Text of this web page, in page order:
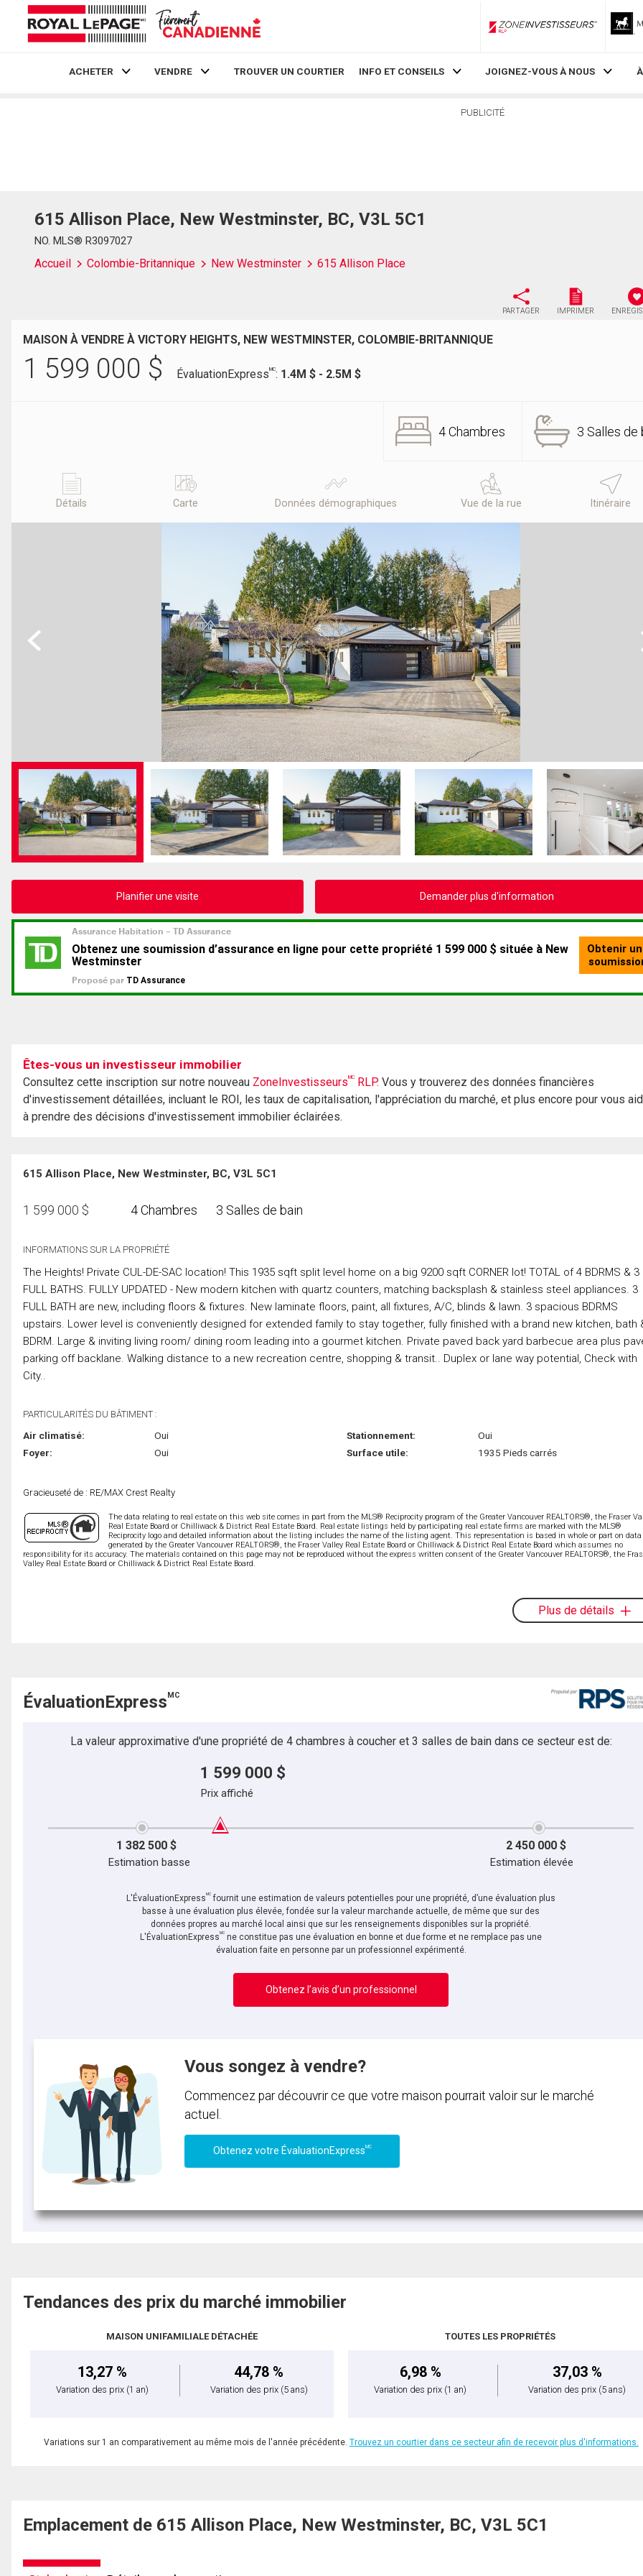
ZoneInvestisseurs RLP
ACHETER VENDRE TROUVER UN COURTIER INFO ET CONSEILS JOIGNEZ-VOUS À NOUS
PUBLICITÉ
615 Allison Place, New Westminster, BC, V3L 5C1
NO. MLS® R3097027
Accueil Colombie-Britannique New Westminster 615 Allison Place
PARTAGER IMPRIMER
MAISON À VENDRE À VICTORY HEIGHTS, NEW WESTMINSTER, COLOMBIE-BRITANNIQUE
1 599 000 $ ÉvaluationExpressMC: 1.4M $ - 2.5M $
4 Chambres 3 Salles de
Détails Carte Données démographiques Vue de la rue Itinéraire
Previous
Planifier une visite Demander plus d'information
Êtes-vous un investisseur immobilier
Consultez cette inscription sur notre nouveau ZoneInvestisseursMC RLP. Vous y trouverez des données financières
d'investissement détaillées, incluant le ROI, les taux de capitalisation, l'appréciation du marché, et plus encore pour vous
à prendre des décisions d'investissement immobilier éclairées.
615 Allison Place, New Westminster, BC, V3L 5C1
1 599 000 $ 4 Chambres 3 Salles de bain
INFORMATIONS SUR LA PROPRIÉTÉ
The Heights! Private CUL-DE-SAC location! This 1935 sqft split level home on a big 9200 sqft CORNER lot! TOTAL of 4 BDRMS & 3
FULL BATHS. FULLY UPDATED - New modern kitchen with quartz counters, matching backsplash & stainless steel appliances. 3
FULL BATH are new, including floors & fixtures. New laminate floors, paint, all fixtures, A/C, blinds & lawn. 3 spacious BDRMS
upstairs. Lower level is conveniently designed for extended family to stay together, fully finished with a brand new kitchen, bath
BDRM. Large & inviting living room/ dining room leading into a gourmet kitchen. Private paved back yard barbecue area plus
parking off backlane. Walking distance to a new recreation centre, shopping & transit.. Duplex or lane way potential, Check with
City..
PARTICULARITÉS DU BÂTIMENT :
Air climatisé:
Oui
Foyer:
Oui
Stationnement:
Oui
Surface utile:
1935 Pieds carrés
Gracieuseté de : RE/MAX Crest Realty
The data relating to real estate on this web site comes in part from the MLS® Reciprocity program of the Greater Vancouver REALTORS®, the Fraser
Real Estate Board or Chilliwack & District Real Estate Board. Real estate listings held by participating real estate firms are marked with the MLS®
Reciprocity logo and detailed information about the listing includes the name of the listing agent. This representation is based in whole or part on data
generated by the Greater Vancouver REALTORS®, the Fraser Valley Real Estate Board or Chilliwack & District Real Estate Board which assumes no
responsibility for its accuracy. The materials contained on this page may not be reproduced without the express written consent of the Greater Vancouver REALTORS®, the
Valley Real Estate Board or Chilliwack & District Real Estate Board.
Plus de détails
ÉvaluationExpressMC
La valeur approximative d'une propriété de 4 chambres à coucher et 3 salles de bain dans ce secteur est de:
1 599 000 $
Prix affiché
1 382 500 $ 2 450 000 $
Estimation basse Estimation élevée
L'ÉvaluationExpressMC fournit une estimation de valeurs potentielles pour une propriété, d’une évaluation plus
basse à une évaluation plus élevée, fondée sur la valeur marchande actuelle, de même que sur des
données propres au marché local ainsi que sur les renseignements disponibles sur la propriété.
L'ÉvaluationExpressMC ne constitue pas une évaluation en bonne et due forme et ne remplace pas une
évaluation faite en personne par un professionnel expérimenté.
Obtenez l’avis d’un professionnel
Vous songez à vendre?
Commencez par découvrir ce que votre maison pourrait valoir sur le marché
actuel.
Obtenez votre ÉvaluationExpressMC
Tendances des prix du marché immobilier
MAISON UNIFAMILIALE DÉTACHÉE
13,27 %
Variation des prix (1 an)
44,78 %
Variation des prix (5 ans)
TOUTES LES PROPRIÉTÉS
6,98 %
Variation des prix (1 an)
37,03 %
Variation des prix (5 ans)
Variations sur 1 an comparativement au même mois de l'année précédente. Trouvez un courtier dans ce secteur afin de recevoir plus d'informations.
Emplacement de 615 Allison Place, New Westminster, BC, V3L 5C1